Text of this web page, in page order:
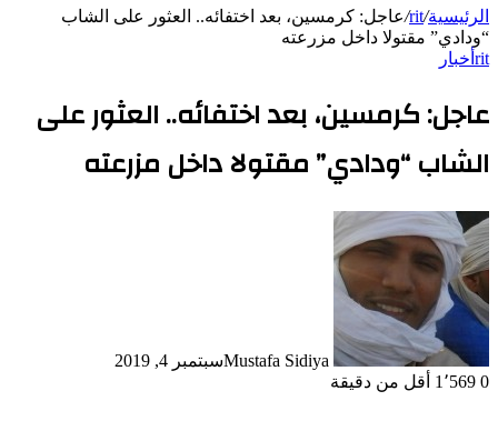
الرئيسية/
rit
/عاجل: كرمسين، بعد اختفائه.. العثور على الشاب
“ودادي” مقتولا داخل مزرعته
rit أخبار
عاجل: كرمسين، بعد اختفائه.. العثور على
الشاب “ودادي” مقتولا داخل مزرعته
Mustafa Sidiyaسبتمبر 4, 2019
0
أقل من دقيقة